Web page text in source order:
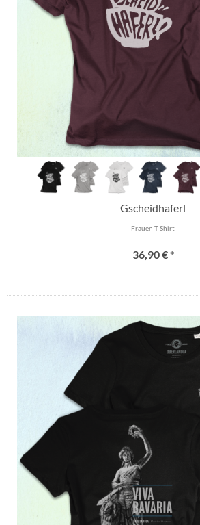
Gscheidhaferl
Frauen T-Shirt
36,90 € *